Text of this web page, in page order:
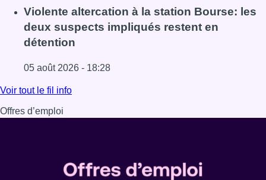
Lire l'article Sécheresse : attention aux chutes de
Violente altercation à la station Bourse: les
deux suspects impliqués restent en
détention
05 août 2026 - 18:28
Lire l'article Violente altercation à la station Bourse: les
Voir tout le fil info
Offres d’emploi